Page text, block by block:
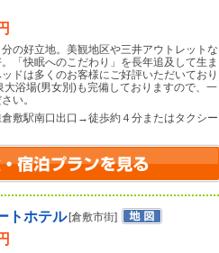
の好立地。美観地区や三井アウトレットな
「快眠へのこだわり」を長年追及して生ま
ドは多くのお客様にご好評いただいており
大浴場(男女別)も完備しておりますので、一
い。
倉敷駅南口出口→徒歩約４分またはタクシー
トホテル [倉敷市街]